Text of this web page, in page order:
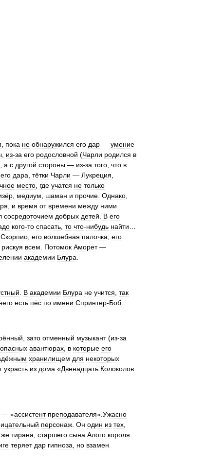
пока не обнаружился его дар — умение
из-за его родословной (Чарли родился в
а с другой стороны — из-за того что в
его дара тётки Чарли — Лукреция
место где учатся не только
медиум шаман и прочие Однако
и время от времени между ними
сосредоточием добрых детей В его
кого-то спасать то что-нибудь найти
Скорпио его волшебная палочка его
рискуя всем Потомок Аморет—
академии Блура
В академии Блура не учится так
есть пёс по имени Спринтер-Боб
зато отменный музыкант(из-за
опасных авантюрах в которые его
хранилищем для некоторых
украсть из дома «Двенадцать Колоколов
— «ассистент преподавателя». Ужасно
персонаж Он один из тех
же тирана старшего сына Алого короля
теряет дар гипноза но взамен